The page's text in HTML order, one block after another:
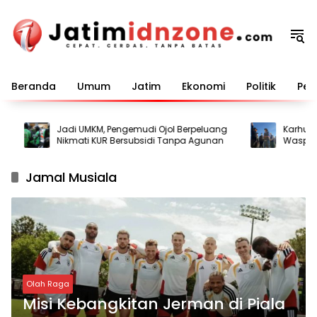
konten
Beranda Umum Jatim Ekonomi Politik
Jadi UMKM, Pengemudi Ojol Berpeluang
Nikmati KUR Bersubsidi Tanpa Agunan
Karhutla
Waspadai
Kebakaran
Jamal Musiala
Olah Raga
Misi Kebangkitan Jerman di Piala